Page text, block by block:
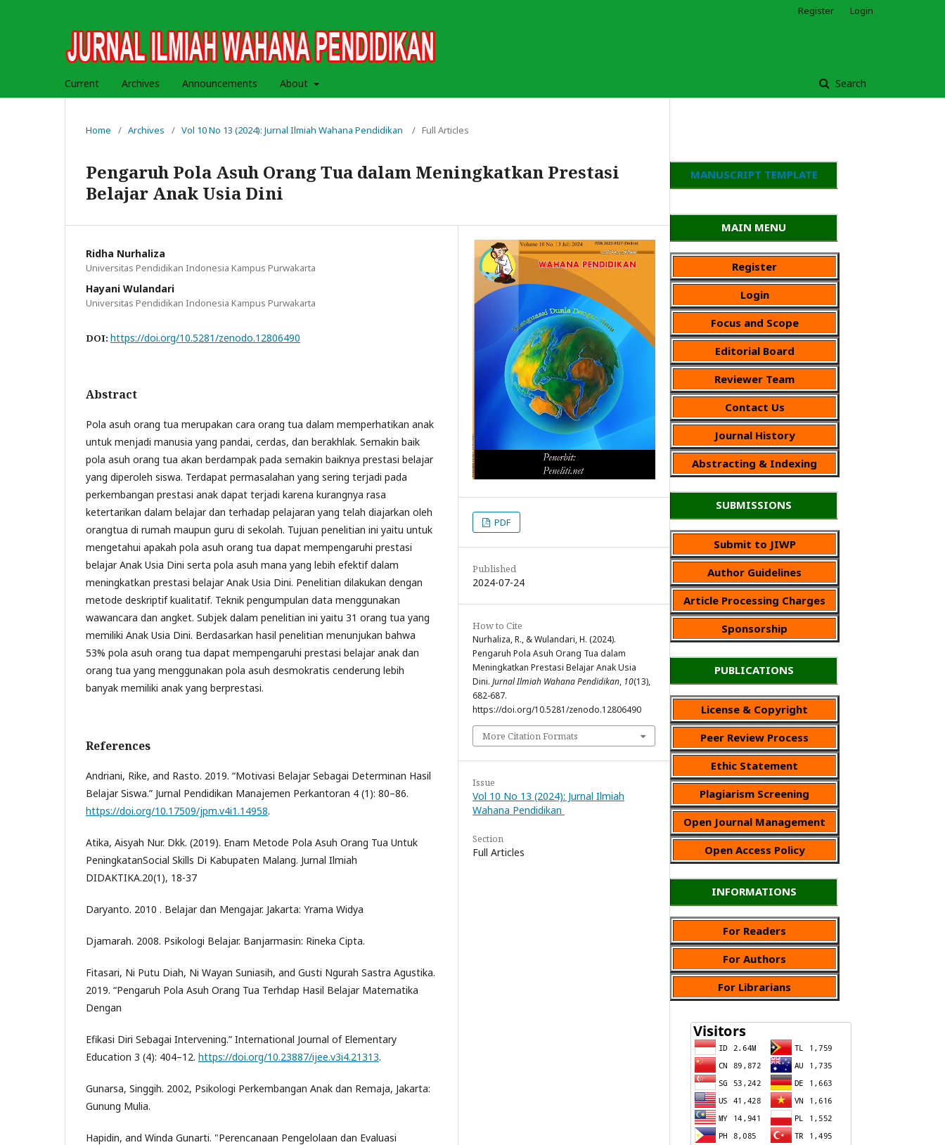
Current Archives Announcements About Search
Register Login
Home / Archives / Vol 10 No 13 (2024): Jurnal Ilmiah Wahana Pendidikan / Full Articles
Pengaruh Pola Asuh Orang Tua dalam Meningkatkan Prestasi
Belajar Anak Usia Dini
Ridha Nurhaliza
Universitas Pendidikan Indonesia Kampus Purwakarta
Hayani Wulandari
Universitas Pendidikan Indonesia Kampus Purwakarta
DOI: https://doi.org/10.5281/zenodo.12806490
Abstract
Pola asuh orang tua merupakan cara orang tua dalam memperhatikan anak
untuk menjadi manusia yang pandai, cerdas, dan berakhlak. Semakin baik
pola asuh orang tua akan berdampak pada semakin baiknya prestasi belajar
yang diperoleh siswa. Terdapat permasalahan yang sering terjadi pada
perkembangan prestasi anak dapat terjadi karena kurangnya rasa
ketertarikan dalam belajar dan terhadap pelajaran yang telah diajarkan oleh
orangtua di rumah maupun guru di sekolah. Tujuan penelitian ini yaitu untuk
mengetahui apakah pola asuh orang tua dapat mempengaruhi prestasi
belajar Anak Usia Dini serta pola asuh mana yang lebih efektif dalam
meningkatkan prestasi belajar Anak Usia Dini. Penelitian dilakukan dengan
metode deskriptif kualitatif. Teknik pengumpulan data menggunakan
wawancara dan angket. Subjek dalam penelitian ini yaitu 31 orang tua yang
memiliki Anak Usia Dini. Berdasarkan hasil penelitian menunjukan bahwa
53% pola asuh orang tua dapat mempengaruhi prestasi belajar anak dan
orang tua yang menggunakan pola asuh desmokratis cenderung lebih
banyak memiliki anak yang berprestasi.
References
Andriani, Rike, and Rasto. 2019. “Motivasi Belajar Sebagai Determinan Hasil
Belajar Siswa.” Jurnal Pendidikan Manajemen Perkantoran 4 (1): 80–86.
https://doi.org/10.17509/jpm.v4i1.14958.
Atika, Aisyah Nur. Dkk. (2019). Enam Metode Pola Asuh Orang Tua Untuk
PeningkatanSocial Skills Di Kabupaten Malang. Jurnal Ilmiah
DIDAKTIKA.20(1), 18-37
Daryanto. 2010 . Belajar dan Mengajar. Jakarta: Yrama Widya
Djamarah. 2008. Psikologi Belajar. Banjarmasin: Rineka Cipta.
Fitasari, Ni Putu Diah, Ni Wayan Suniasih, and Gusti Ngurah Sastra Agustika.
2019. “Pengaruh Pola Asuh Orang Tua Terhdap Hasil Belajar Matematika
Dengan
Efikasi Diri Sebagai Intervening.” International Journal of Elementary
Education 3 (4): 404–12. https://doi.org/10.23887/ijee.v3i4.21313.
Gunarsa, Singgih. 2002, Psikologi Perkembangan Anak dan Remaja, Jakarta:
Gunung Mulia.
Hapidin, and Winda Gunarti. "Perencanaan Pengelolaan dan Evaluasi
PDF
Published
2024-07-24
How to Cite
Nurhaliza, R., & Wulandari, H. (2024).
Pengaruh Pola Asuh Orang Tua dalam
Meningkatkan Prestasi Belajar Anak Usia
Dini. Jurnal Ilmiah Wahana Pendidikan, 10(13),
682-687.
https://doi.org/10.5281/zenodo.12806490
More Citation Formats
Issue
Vol 10 No 13 (2024): Jurnal Ilmiah
Wahana Pendidikan
Section
Full Articles
MANUSCRIPT TEMPLATE
MAIN MENU
Register
Login
Focus and Scope
Editorial Board
Reviewer Team
Contact Us
Journal History
Abstracting & Indexing
SUBMISSIONS
Submit to JIWP
Author Guidelines
Article Processing Charges
Sponsorship
PUBLICATIONS
License & Copyright
Peer Review Process
Ethic Statement
Plagiarism Screening
Open Journal Management
Open Access Policy
INFORMATIONS
For Readers
For Authors
For Librarians